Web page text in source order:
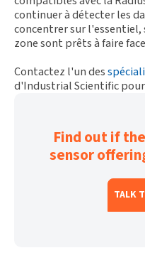
continuer à détecter les
concentrer sur l'essentiel,
zone sont prêts à faire
Contactez l'un des
d'Industrial Scientific
Find out if
sensor
TALK